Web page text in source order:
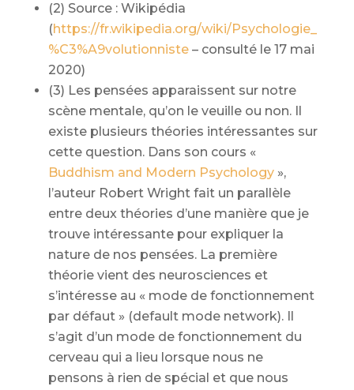
(2) Source : Wikipédia
(https://fr.wikipedia.org/wiki/Psychologie_
%C3%A9volutionniste– consulté le 17 mai
2020)
(3) Les pensées apparaissent sur notre
scène mentale, qu’on le veuille ou non. Il
existe plusieurs théories intéressantes sur
cette question. Dans son cours «
Buddhism and Modern Psychology»,
l’auteur Robert Wright fait un parallèle
entre deux théories d’une manière que je
trouve intéressante pour expliquer la
nature de nos pensées. La première
théorie vient des neurosciences et
s’intéresse au « mode de fonctionnement
par défaut » (default mode network). Il
s’agit d’un mode de fonctionnement du
cerveau qui a lieu lorsque nous ne
pensons à rien de spécial et que nous